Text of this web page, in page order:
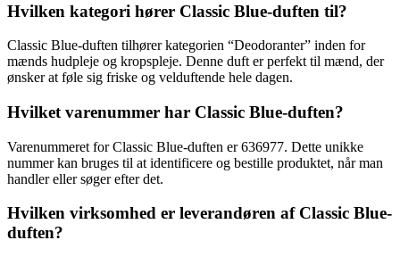
Hvilken kategori hører Classic Blue-duften til?
Classic Blue-duften tilhører kategorien “Deodoranter” inden for
mænds hudpleje og kropspleje. Denne duft er perfekt til mænd, der
ønsker at føle sig friske og velduftende hele dagen.
Hvilket varenummer har Classic Blue-duften?
Varenummeret for Classic Blue-duften er 636977. Dette unikke
nummer kan bruges til at identificere og bestille produktet, når man
handler eller søger efter det.
Hvilken virksomhed er leverandøren af Classic Blue-
duften?